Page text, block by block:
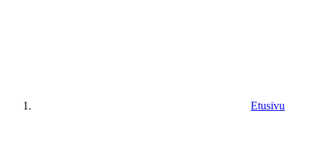
Etusivu